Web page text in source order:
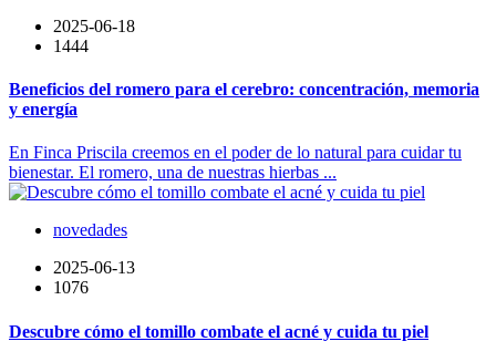
2025-06-18
1444
Beneficios del romero para el cerebro: concentración, memoria
y energía
En Finca Priscila creemos en el poder de lo natural para cuidar tu
bienestar. El romero, una de nuestras hierbas ...
novedades
2025-06-13
1076
Descubre cómo el tomillo combate el acné y cuida tu piel